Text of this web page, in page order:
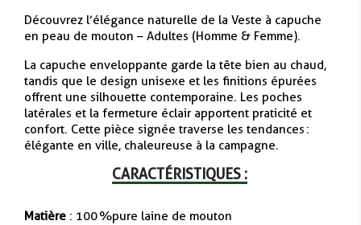
Découvrez l’élégance naturelle de la Veste à capuche
en peau de mouton – Adultes (Homme & Femme).
La capuche enveloppante garde la tête bien au chaud,
tandis que le design unisexe et les finitions épurées
offrent une silhouette contemporaine. Les poches
latérales et la fermeture éclair apportent praticité et
confort. Cette pièce signée traverse les tendances :
élégante en ville, chaleureuse à la campagne.
CARACTÉRISTIQUES :
Matière : 100 %pure laine de mouton